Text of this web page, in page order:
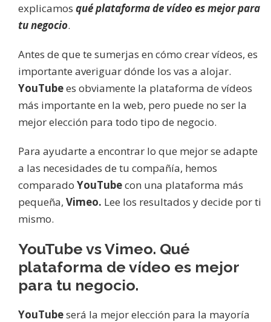
explicamos qué plataforma de vídeo es mejor para
tu negocio.
Antes de que te sumerjas en cómo crear vídeos, es
importante averiguar dónde los vas a alojar.
YouTubees obviamente la plataforma de vídeos
más importante en la web, pero puede no ser la
mejor elección para todo tipo de negocio.
Para ayudarte a encontrar lo que mejor se adapte
a las necesidades de tu compañía, hemos
comparado YouTubecon una plataforma más
pequeña, Vimeo. Lee los resultados y decide por ti
mismo.
YouTube vs Vimeo. Qué
plataforma de vídeo es mejor
para tu negocio.
YouTubeserá la mejor elección para la mayoría